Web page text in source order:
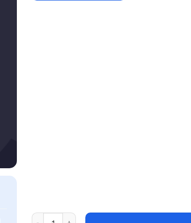
Multiplex by MyThemeShop v1.0.3 adet